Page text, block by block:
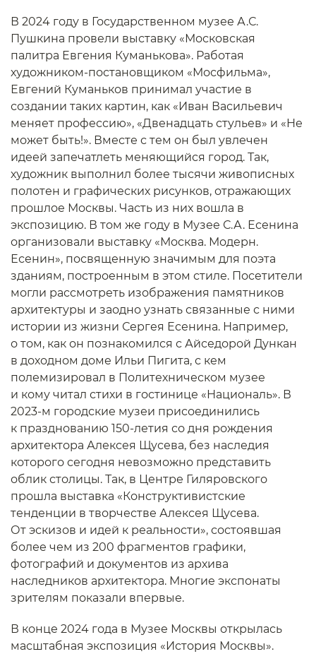
В 2024 году в Государственном музее А.С.
Пушкина провели выставку «Московская
палитра Евгения Куманькова». Работая
художником-постановщиком «Мосфильма»,
Евгений Куманьков принимал участие в
создании таких картин, как «Иван Васильевич
меняет профессию», «Двенадцать стульев» и «Не
может быть!». Вместе с тем он был увлечен
идеей запечатлеть меняющийся город. Так,
художник выполнил более тысячи живописных
полотен и графических рисунков, отражающих
прошлое Москвы. Часть из них вошла в
экспозицию. В том же году в Музее С.А. Есенина
организовали выставку «Москва. Модерн.
Есенин», посвященную значимым для поэта
зданиям, построенным в этом стиле. Посетители
могли рассмотреть изображения памятников
архитектуры и заодно узнать связанные с ними
истории из жизни Сергея Есенина. Например,
о том, как он познакомился с Айседорой Дункан
в доходном доме Ильи Пигита, с кем
полемизировал в Политехническом музее
и кому читал стихи в гостинице «Националь». В
2023-м городские музеи присоединились
к празднованию 150-летия со дня рождения
архитектора Алексея Щусева, без наследия
которого сегодня невозможно представить
облик столицы. Так, в Центре Гиляровского
прошла выставка «Конструктивистские
тенденции в творчестве Алексея Щусева.
От эскизов и идей к реальности», состоявшая
более чем из 200 фрагментов графики,
фотографий и документов из архива
наследников архитектора. Многие экспонаты
зрителям показали впервые.
В конце 2024 года в Музее Москвы открылась
масштабная экспозиция «История Москвы».